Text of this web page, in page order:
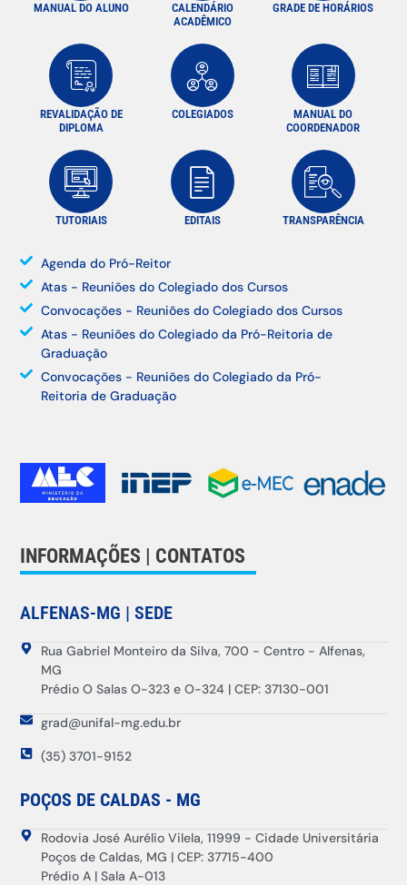
MANUAL DO ALUNO
CALENDÁRIO
ACADÊMICO
GRADE DE HORÁRIOS
REVALIDAÇÃO DE
DIPLOMA
COLEGIADOS
MANUAL DO
COORDENADOR
TUTORIAIS EDITAIS TRANSPARÊNCIA
Agenda do Pró-Reitor
Atas - Reuniões do Colegiado dos Cursos
Convocações - Reuniões do Colegiado dos Cursos
Atas - Reuniões do Colegiado da Pró-Reitoria de
Graduação
Convocações - Reuniões do Colegiado da Pró-
Reitoria de Graduação
INFORMAÇÕES | CONTATOS
ALFENAS-MG | SEDE
Rua Gabriel Monteiro da Silva, 700 - Centro - Alfenas,
MG
Prédio O Salas O-323 e O-324 | CEP: 37130-001
grad@unifal-mg.edu.br
(35) 3701-9152
POÇOS DE CALDAS - MG
Rodovia José Aurélio Vilela, 11999 - Cidade Universitária
Poços de Caldas, MG | CEP: 37715-400
Prédio A | Sala A-013